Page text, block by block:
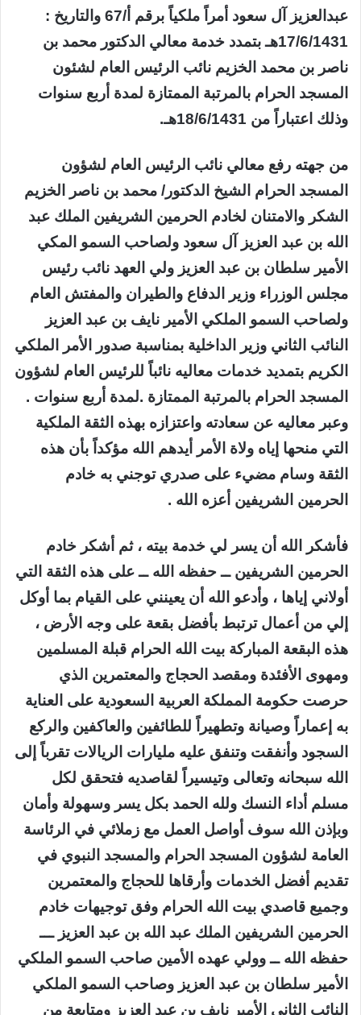
عبدالعزيز آل سعود أمراً ملكياً برقم أ/67 والتاريخ :
17/6/1431هـ بتمدد خدمة معالي الدكتور محمد بن
ناصر بن محمد الخزيم نائب الرئيس العام لشئون
المسجد الحرام بالمرتبة الممتازة لمدة أربع سنوات
وذلك اعتباراً من 18/6/1431هـ.
من جهته رفع معالي نائب الرئيس العام لشؤون
المسجد الحرام الشيخ الدكتور/ محمد بن ناصر الخزيم
الشكر والامتنان لخادم الحرمين الشريفين الملك عبد
الله بن عبد العزيز آل سعود ولصاحب السمو المكي
الأمير سلطان بن عبد العزيز ولي العهد نائب رئيس
مجلس الوزراء وزير الدفاع والطيران والمفتش العام
ولصاحب السمو الملكي الأمير نايف بن عبد العزيز
النائب الثاني وزير الداخلية بمناسبة صدور الأمر الملكي
الكريم بتمديد خدمات معاليه نائباً للرئيس العام لشؤون
المسجد الحرام بالمرتبة الممتازة .لمدة أربع سنوات .
وعبر معاليه عن سعادته واعتزازه بهذه الثقة الملكية
التي منحها إياه ولاة الأمر أيدهم الله مؤكداً بأن هذه
الثقة وسام مضيء على صدري توجني به خادم
الحرمين الشريفين أعزه الله .
فأشكر الله أن يسر لي خدمة بيته ، ثم أشكر خادم
الحرمين الشريفين ــ حفظه الله ــ على هذه الثقة التي
أولاني إياها ، وأدعو الله أن يعينني على القيام بما أوكل
إلي من أعمال ترتبط بأفضل بقعة على وجه الأرض ،
هذه البقعة المباركة بيت الله الحرام قبلة المسلمين
ومهوى الأفئدة ومقصد الحجاج والمعتمرين الذي
حرصت حكومة المملكة العربية السعودية على العناية
به إعماراً وصيانة وتطهيراً للطائفين والعاكفين والركع
السجود وأنفقت وتنفق عليه مليارات الريالات تقرباً إلى
الله سبحانه وتعالى وتيسيراً لقاصديه فتحقق لكل
مسلم أداء النسك ولله الحمد بكل يسر وسهولة وأمان
وبإذن الله سوف أواصل العمل مع زملائي في الرئاسة
العامة لشؤون المسجد الحرام والمسجد النبوي في
تقديم أفضل الخدمات وأرقاها للحجاج والمعتمرين
وجميع قاصدي بيت الله الحرام وفق توجيهات خادم
الحرمين الشريفين الملك عبد الله بن عبد العزيز ـــ
حفظه الله ــ وولي عهده الأمين صاحب السمو الملكي
الأمير سلطان بن عبد العزيز وصاحب السمو الملكي
النائب الثاني الأمير نايف بن عبد العزيز ومتابعة من